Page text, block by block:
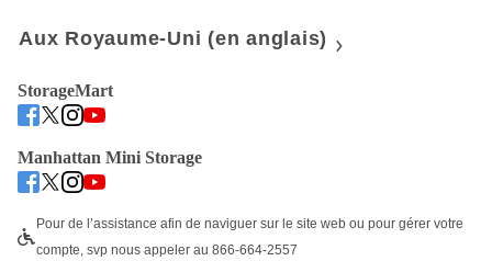
Aux Royaume-Uni (en anglais)
StorageMart
Manhattan Mini Storage
Pour de l’assistance afin de naviguer sur le site web ou pour gérer votre
compte, svp nous appeler au 866-664-2557